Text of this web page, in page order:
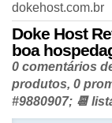
dokehost.com.br
Doke Host
boa
0 comentários
produtos, 0
#9880907; 📆